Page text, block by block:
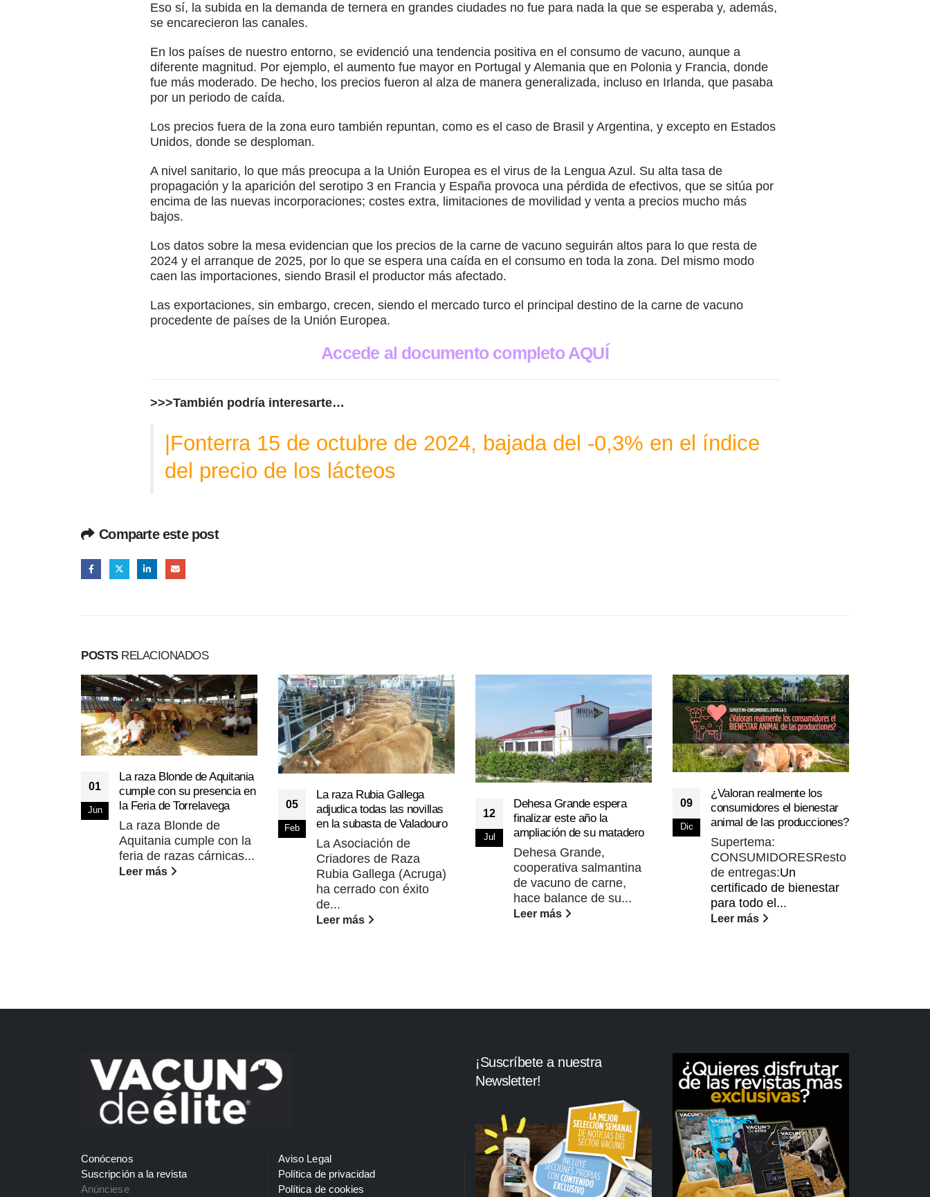
Eso sí, la subida en la demanda de ternera en grandes ciudades no fue para nada la que se esperaba y, además,
se encarecieron las canales.
En los países de nuestro entorno, se evidenció una tendencia positiva en el consumo de vacuno, aunque a
diferente magnitud. Por ejemplo, el aumento fue mayor en Portugal y Alemania que en Polonia y Francia, donde
fue más moderado. De hecho, los precios fueron al alza de manera generalizada, incluso en Irlanda, que pasaba
por un periodo de caída.
Los precios fuera de la zona euro también repuntan, como es el caso de Brasil y Argentina, y excepto en Estados
Unidos, donde se desploman.
A nivel sanitario, lo que más preocupa a la Unión Europea es el virus de la Lengua Azul. Su alta tasa de
propagación y la aparición del serotipo 3 en Francia y España provoca una pérdida de efectivos, que se sitúa por
encima de las nuevas incorporaciones; costes extra, limitaciones de movilidad y venta a precios mucho más
bajos.
Los datos sobre la mesa evidencian que los precios de la carne de vacuno seguirán altos para lo que resta de
2024 y el arranque de 2025, por lo que se espera una caída en el consumo en toda la zona. Del mismo modo
caen las importaciones, siendo Brasil el productor más afectado.
Las exportaciones, sin embargo, crecen, siendo el mercado turco el principal destino de la carne de vacuno
procedente de países de la Unión Europea.
Accede al documento completo AQUÍ
>>>También podría interesarte…
Fonterra 15 de octubre de 2024, bajada del -0,3% en el índice
del precio de los lácteos
Comparte este post
POSTSRELACIONADOS
01
Jun
La raza Blonde de Aquitania
cumple con su presencia en
la Feria de Torrelavega
La raza Blonde de
Aquitania cumple con la
feria de razas cárnicas...
Leer más
05
Feb
La raza Rubia Gallega
adjudica todas las novillas
en la subasta de Valadouro
La Asociación de
Criadores de Raza
Rubia Gallega (Acruga)
ha cerrado con éxito
de...
Leer más
12
Jul
Dehesa Grande espera
finalizar este año la
ampliación de su matadero
Dehesa Grande,
cooperativa salmantina
de vacuno de carne,
hace balance de su...
Leer más
09
Dic
¿Valoran realmente los
consumidores el bienestar
animal de las producciones?
Supertema:
CONSUMIDORESResto
de entregas:Un
certificado de bienestar
para todo el...
Leer más
Conócenos
Suscripción a la revista
Anúnciese
Aviso Legal
Política de privacidad
Política de cookies
¡Suscríbete a nuestra
Newsletter!